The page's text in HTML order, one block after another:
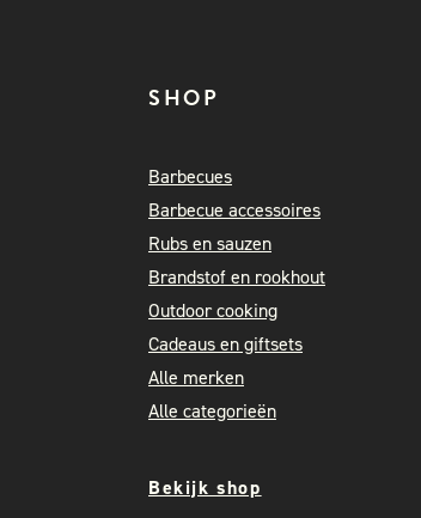
SHOP
Barbecues
Barbecue accessoires
Rubs en sauzen
Brandstof en rookhout
Outdoor cooking
Cadeaus en giftsets
Alle merken
Alle categorieën
Bekijk shop